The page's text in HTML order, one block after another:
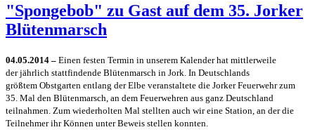
"Spongebob" zu Gast auf dem 35. Jorker
Blütenmarsch
04.05.2014 – Einen festen Termin in unserem Kalender hat mittlerweile
derjährlich stattfindende Blütenmarsch in Jork. In Deutschlands
größtem Obstgarten entlang der Elbe veranstaltete die Jorker Feuerwehr zum
35. Mal den Blütenmarsch an dem Feuerwehren aus ganz Deutschland
teilnahmen. Zum wiederholten Mal stellten auch wir eine Station , an der die
Teilnehmer ihr Können unter Beweis stellen konnten.